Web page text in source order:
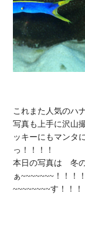
これまた人気のハ
写真も上手に沢山
ッキーにもマンタ
っ！！！！
本日の写真は　冬
ぁ~~~~~~~！！！
~~~~~~~~す！！！